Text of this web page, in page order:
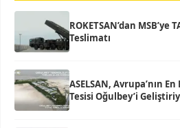
ROKETSAN’dan MSB’ye
Teslimatı
ASELSAN, Avrupa’nın
Tesisi Oğulbey’i